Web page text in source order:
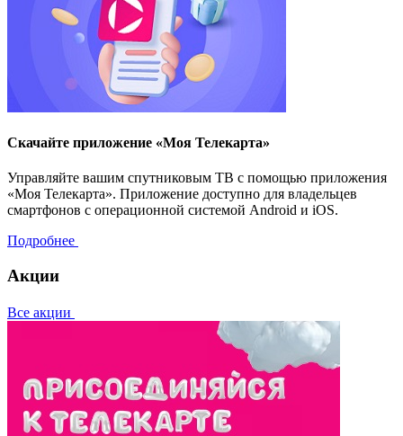
Скачайте приложение «Моя Телекарта»
Управляйте вашим спутниковым ТВ с помощью приложения
«Моя Телекарта». Приложение доступно для владельцев
смартфонов с операционной системой Android и iOS.
Подробнее
Акции
Все акции